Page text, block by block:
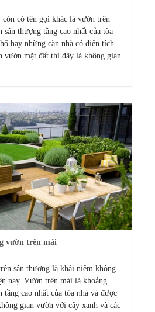
có tên gọi khác là vườn trên
thượng tầng cao nhất của tòa
hay những căn nhà có diện tích
vườn mặt đất thì đây là không gian
vườn trên mái
sân thượng là khái niệm không
nay. Vườn trên mái là khoảng
cao nhất của tòa nhà và được
gian vườn với cây xanh và các